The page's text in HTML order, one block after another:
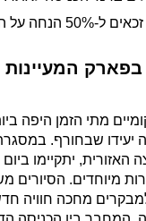
הנחה על הכניסה.
בפארק
מתי הזמן היפה
יעידו שבחורף.
האזורית, יתקיימו
מיוחדים. הסיורים
מחכה חוויה